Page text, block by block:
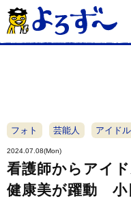
フォト 芸能人 アイドル
2024.07.08(Mon)
看護師からアイ
健康美が躍動 小